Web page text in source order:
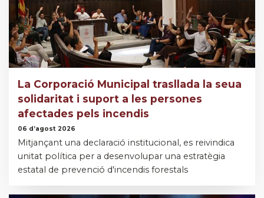
La Corporació Municipal trasllada la seua
solidaritat i suport a les persones
afectades pels incendis
06 d’agost 2026
Mitjançant una declaració institucional, es reivindica
unitat política per a desenvolupar una estratègia
estatal de prevenció d'incendis forestals